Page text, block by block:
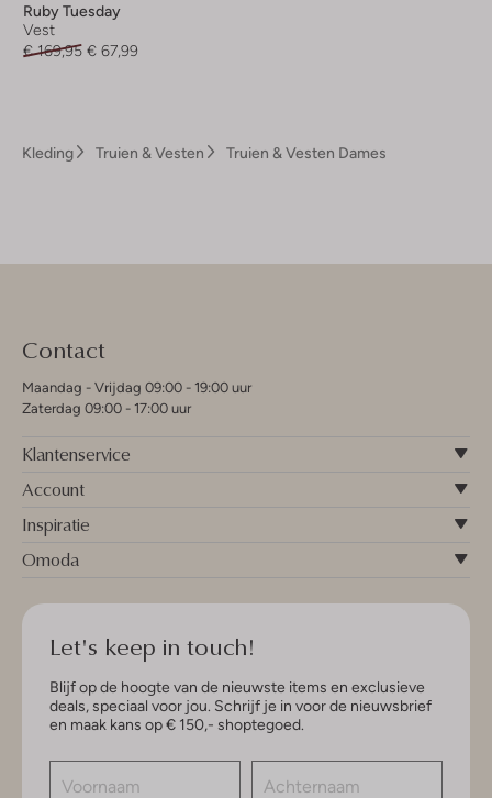
Ruby Tuesday
Vest
€ 169,95 € 67,99
Kleding Truien & Vesten Truien & Vesten Dames
Contact
Maandag - Vrijdag 09:00 - 19:00 uur
Zaterdag 09:00 - 17:00 uur
Klantenservice
Account
Inspiratie
Omoda
Let's keep in touch!
Blijf op de hoogte van de nieuwste items en exclusieve
deals, speciaal voor jou. Schrijf je in voor de nieuwsbrief
en maak kans op € 150,- shoptegoed.